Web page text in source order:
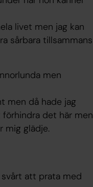
livet men jag kan
sårbara tillsammans
men
men då hade jag
det här men
mig glädje.
svårt att prata med